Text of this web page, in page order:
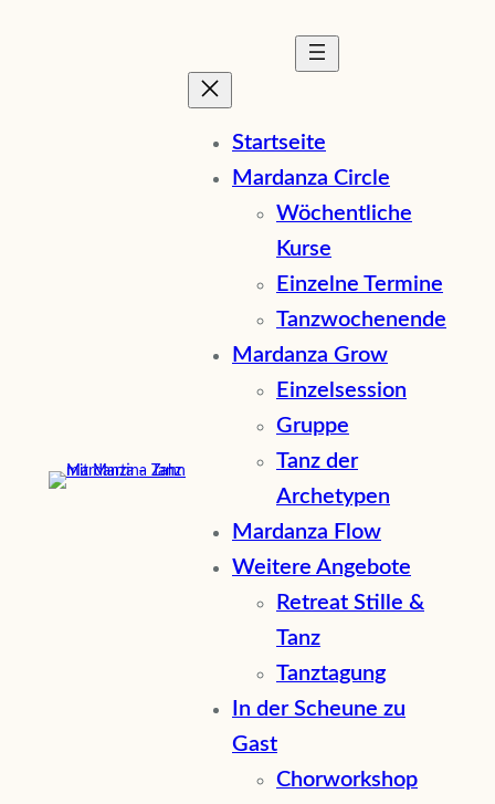
Startseite
Mardanza Circle
Wöchentliche
Kurse
Einzelne Termine
Tanzwochenende
Mardanza Grow
Einzelsession
Gruppe
Tanz der
Archetypen
Mardanza Flow
Weitere Angebote
Retreat Stille &
Tanz
Tanztagung
In der Scheune zu
Gast
Chorworkshop